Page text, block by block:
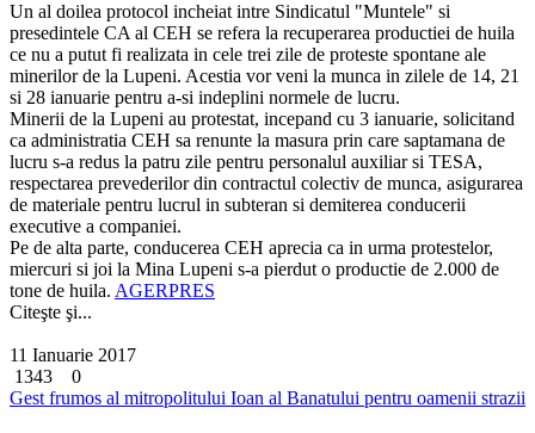
Un al doilea protocol incheiat intre Sindicatul "Muntele" si
presedintele CA al CEH se refera la recuperarea productiei de huila
ce nu a putut fi realizata in cele trei zile de proteste spontane ale
minerilor de la Lupeni. Acestia vor veni la munca in zilele de 14, 21
si 28 ianuarie pentru a-si indeplini normele de lucru.
Minerii de la Lupeni au protestat, incepand cu 3 ianuarie, solicitand
ca administratia CEH sa renunte la masura prin care saptamana de
lucru s-a redus la patru zile pentru personalul auxiliar si TESA,
respectarea prevederilor din contractul colectiv de munca, asigurarea
de materiale pentru lucrul in subteran si demiterea conducerii
executive a companiei.
Pe de alta parte, conducerea CEH aprecia ca in urma protestelor,
miercuri si joi la Mina Lupeni s-a pierdut o productie de 2.000 de
tone de huila. AGERPRES
Citeşte şi...
11 Ianuarie 2017
1343
0
Gest frumos al mitropolitului Ioan al Banatului pentru oamenii strazii